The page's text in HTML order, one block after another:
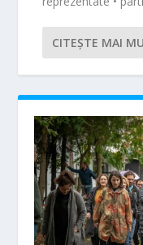
CITEŞTE MAI